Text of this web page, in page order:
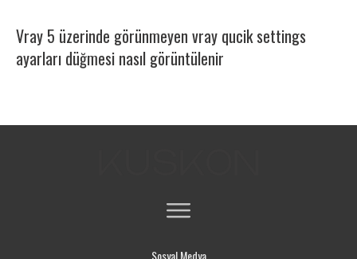
Vray 5 üzerinde görünmeyen vray qucik settings
ayarları düğmesi nasıl görüntülenir
Sosyal Medya